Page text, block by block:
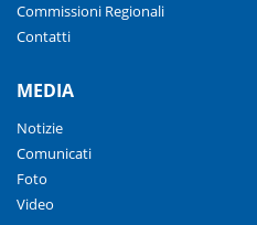
Commissioni Regionali
Contatti
MEDIA
Notizie
Comunicati
Foto
Video